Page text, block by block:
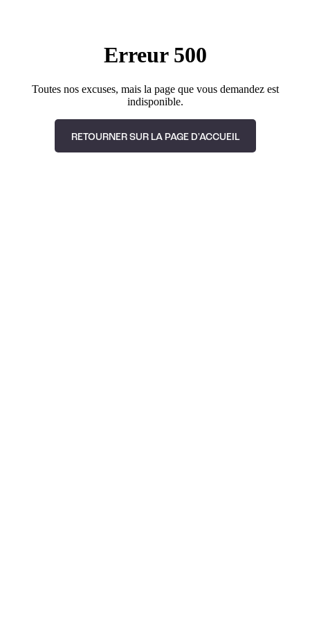
Erreur 500
Toutes nos excuses, mais la page que vous demandez est
indisponible.
RETOURNER SUR LA PAGE D'ACCUEIL